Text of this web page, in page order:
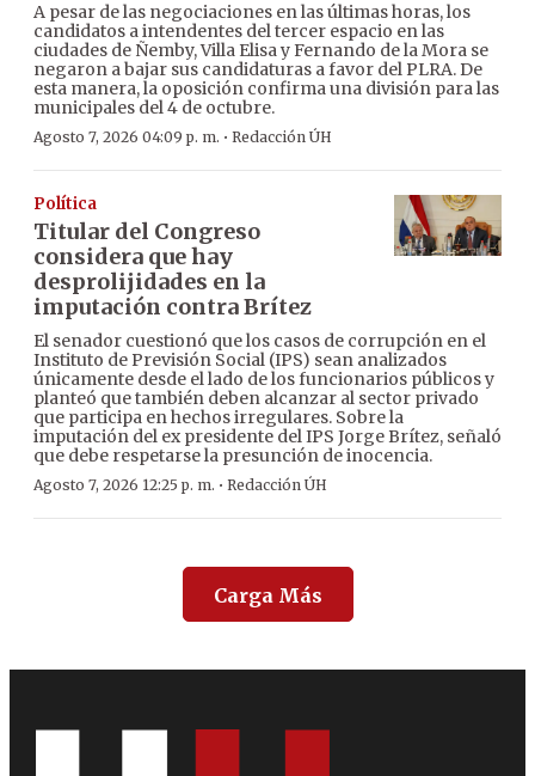
A pesar de las negociaciones en las últimas horas, los
candidatos a intendentes del tercer espacio en las
ciudades de Ñemby, Villa Elisa y Fernando de la Mora se
negaron a bajar sus candidaturas a favor del PLRA. De
esta manera, la oposición confirma una división para las
municipales del 4 de octubre.
Agosto 7, 2026 04:09 p. m. · Redacción ÚH
Política
Titular del Congreso
considera que hay
desprolijidades en la
imputación contra Brítez
El senador cuestionó que los casos de corrupción en el
Instituto de Previsión Social (IPS) sean analizados
únicamente desde el lado de los funcionarios públicos y
planteó que también deben alcanzar al sector privado
que participa en hechos irregulares. Sobre la
imputación del ex presidente del IPS Jorge Brítez, señaló
que debe respetarse la presunción de inocencia.
Agosto 7, 2026 12:25 p. m. · Redacción ÚH
Carga Más